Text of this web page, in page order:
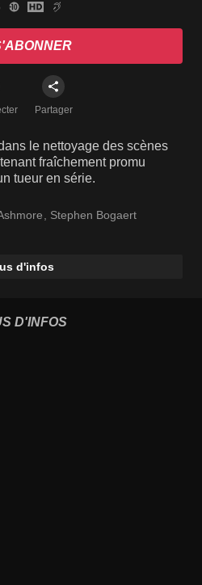
Partager
le nettoyage des scènes
fraîchement promu
tueur en série.
Stephen Bogaert
d'infos
D'INFOS